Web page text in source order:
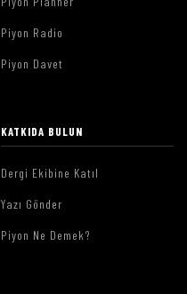
Piyon Radio
Piyon Davet
KATKIDA BULUN
Dergi Ekibine Katıl
Yazı Gönder
Piyon Ne Demek?